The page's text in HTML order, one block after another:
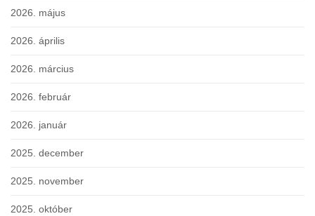
2026. május
2026. április
2026. március
2026. február
2026. január
2025. december
2025. november
2025. október